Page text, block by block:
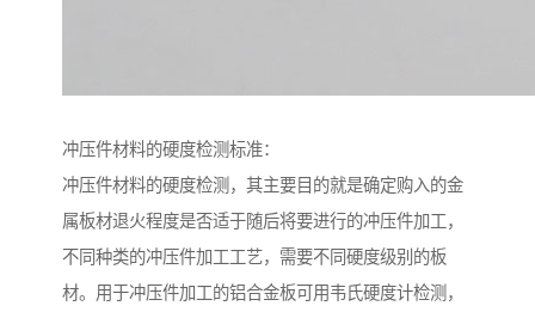
冲压件材料的硬度检测标准：
冲压件材料的硬度检测，其主要目的就是确定购入的金
属板材退火程度是否适于随后将要进行的冲压件加工，
不同种类的冲压件加工工艺，需要不同硬度级别的板
材。用于冲压件加工的铝合金板可用韦氏硬度计检测，